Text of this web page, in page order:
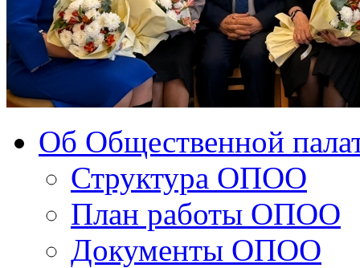
Об Общественной
Структура ОПОО
План работы ОПОО
Документы ОПОО